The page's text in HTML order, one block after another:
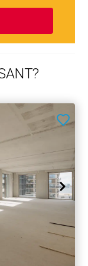
de
in het
schatting circa
15 m², met
m². De ruimte
compacte
g.b.o., 1e
g.b.o., 2e